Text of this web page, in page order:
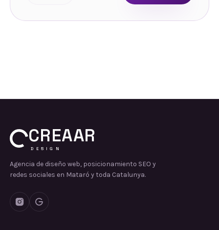
CREAAR
DESIGN
Agencia de diseño web, posicionamiento SEO y
redes sociales en Mataró y toda Catalunya.